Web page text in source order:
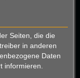
Seiten, die die
in anderen
Daten
informieren.